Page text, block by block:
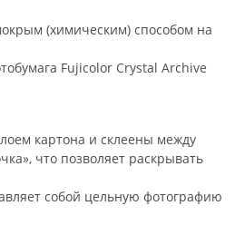
(химическим) способом на
Fujicolor Crystal Archive
картона и склеены между
что позволяет раскрывать
собой цельную фотографию